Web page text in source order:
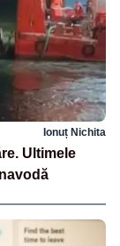
Ionuț Nichita
Ultimele